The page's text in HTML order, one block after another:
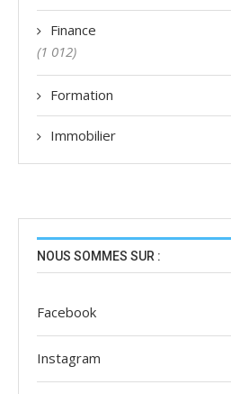
Finance
(1 012)
Formation
Immobilier
NOUS SOMMES SUR :
Facebook
Instagram